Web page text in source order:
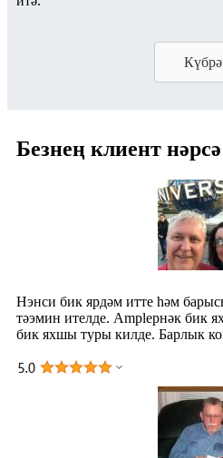
Безнең клиент
Нэнси бик ярдәм итте һәм
тәэмин ителде. Ampleрнәк бик
бик яхшы туры килде. Барлык